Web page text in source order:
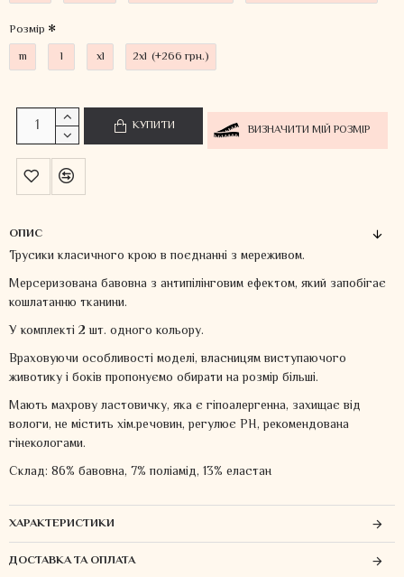
Розмір
m
l xl 2xl (+266 грн.)
КУПИТИ ВИЗНАЧИТИ МІЙ РОЗМІР
ОПИС
Трусики класичного крою в поєднанні з мереживом.
Мерсеризована бавовна з антипілінговим ефектом, який запобігає
кошлатанню тканини.
У комплекті 2 шт. одного кольору.
Враховуючи особливості моделі, власницям виступаючого
животику і боків пропонуємо обирати на розмір більші.
Мають махрову ластовичку, яка є гіпоалергенна, захищає від
вологи, не містить хім.речовин, регулює PH, рекомендована
гінекологами.
Склад: 86% бавовна, 7% поліамід, 13% еластан
ХАРАКТЕРИСТИКИ
ДОСТАВКА ТА ОПЛАТА